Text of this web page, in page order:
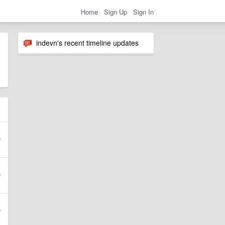
Home Sign Up Sign In
indevn's recent timeline updates